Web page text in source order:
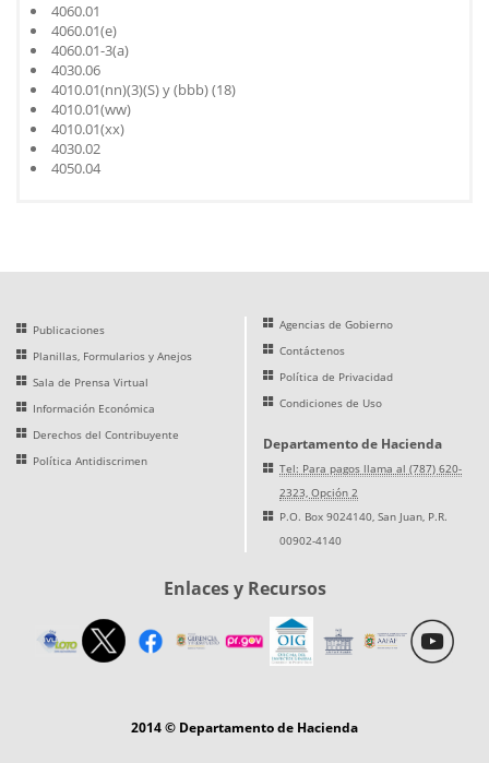
4060.01
4060.01(e)
4060.01-3(a)
4030.06
4010.01(nn)(3)(S) y (bbb) (18)
4010.01(ww)
4010.01(xx)
4030.02
4050.04
Publicaciones
Planillas, Formularios y Anejos
Sala de Prensa Virtual
Información Económica
Derechos del Contribuyente
Política Antidiscrimen
Agencias de Gobierno
Contáctenos
Política de Privacidad
Condiciones de Uso
Departamento de Hacienda
Tel: Para pagos llama al (787) 620-
2323, Opción 2
P.O. Box 9024140, San Juan, P.R.
00902-4140
Enlaces y Recursos
2014 © Departamento de Hacienda